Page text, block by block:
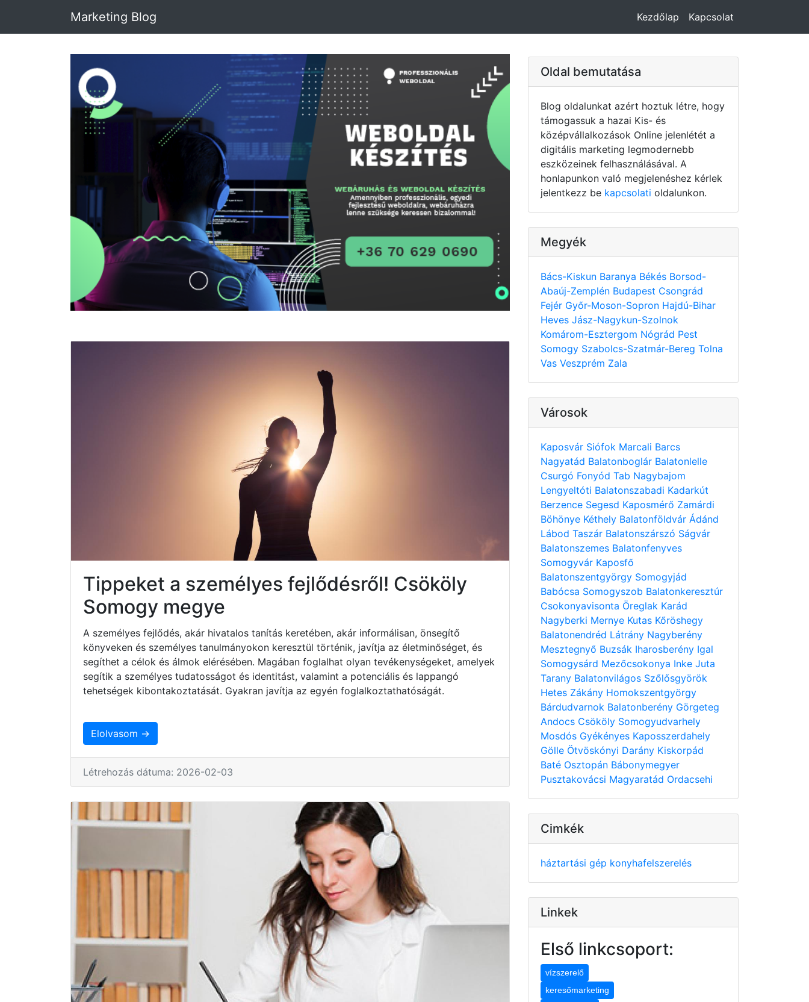
Marketing Blog Kezdőlap Kapcsolat
Tippeket a személyes fejlődésről! Csököly
Somogy megye
A személyes fejlődés, akár hivatalos tanítás keretében, akár informálisan, önsegítő
könyveken és személyes tanulmányokon keresztül történik, javítja az életminőséget, és
segíthet a célok és álmok elérésében. Magában foglalhat olyan tevékenységeket, amelyek
segítik a személyes tudatosságot és identitást, valamint a potenciális és lappangó
tehetségek kibontakoztatását. Gyakran javítja az egyén foglalkoztathatóságát.
Elolvasom →
Létrehozás dátuma: 2026-02-03
Oldal bemutatása
Blog oldalunkat azért hoztuk létre, hogy
támogassuk a hazai Kis- és
középvállalkozások Online jelenlétét a
digitális marketing legmodernebb
eszközeinek felhasználásával. A
honlapunkon való megjelenéshez kérlek
jelentkezz be kapcsolati oldalunkon.
Megyék
Bács-Kiskun Baranya Békés Borsod-
Abaúj-Zemplén Budapest Csongrád
Fejér Győr-Moson-Sopron Hajdú-Bihar
Heves Jász-Nagykun-Szolnok
Komárom-Esztergom Nógrád Pest
Somogy Szabolcs-Szatmár-Bereg Tolna
Vas Veszprém Zala
Városok
Kaposvár Siófok Marcali Barcs
Nagyatád Balatonboglár Balatonlelle
Csurgó Fonyód Tab Nagybajom
Lengyeltóti Balatonszabadi Kadarkút
Berzence Segesd Kaposmérő Zamárdi
Böhönye Kéthely Balatonföldvár Ádánd
Lábod Taszár Balatonszárszó Ságvár
Balatonszemes Balatonfenyves
Somogyvár Kaposfő
Balatonszentgyörgy Somogyjád
Babócsa Somogyszob Balatonkeresztúr
Csokonyavisonta Öreglak Karád
Nagyberki Mernye Kutas Kőröshegy
Balatonendréd Látrány Nagyberény
Mesztegnyő Buzsák Iharosberény Igal
Somogysárd Mezőcsokonya Inke Juta
Tarany Balatonvilágos Szőlősgyörök
Hetes Zákány Homokszentgyörgy
Bárdudvarnok Balatonberény Görgeteg
Andocs Csököly Somogyudvarhely
Mosdós Gyékényes Kaposszerdahely
Gölle Ötvöskónyi Darány Kiskorpád
Baté Osztopán Bábonymegyer
Pusztakovácsi Magyaratád Ordacsehi
Cimkék
háztartási gép konyhafelszerelés
Linkek
Első linkcsoport:
vízszerelő
keresőmarketing